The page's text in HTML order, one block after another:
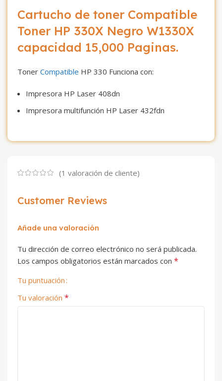
Cartucho de toner Compatible
Toner HP 330X Negro W1330X
capacidad 15,000 Paginas.
Toner Compatible HP 330 Funciona con:
Impresora HP Laser 408dn
Impresora multifunción HP Laser 432fdn
(1 valoración de cliente)
Customer Reviews
Añade una valoración
Tu dirección de correo electrónico no será publicada.
Los campos obligatorios están marcados con *
Tu puntuación
Tu valoración *